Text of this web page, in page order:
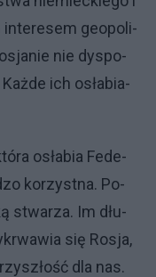
in­te­re­sem geo­po­li­
nie dys­po­
ich osła­bia­
osła­bia Fe­de­
ko­rzyst­na. Po­
stwa­rza. Im dłu­
się Ro­sja,
dla nas.